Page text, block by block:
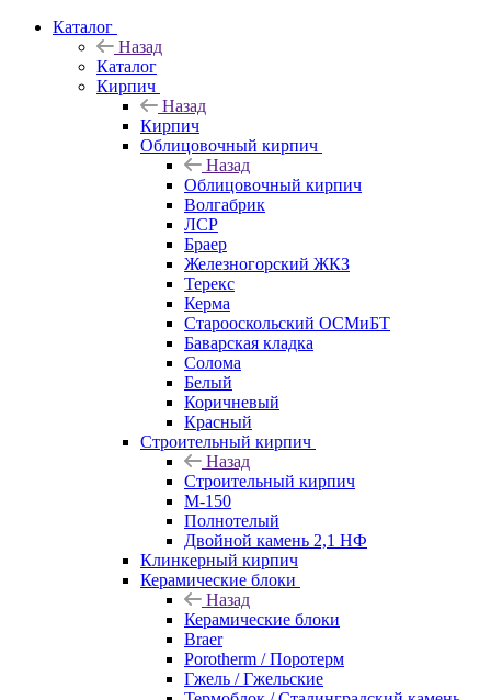
Каталог
Назад
Каталог
Кирпич
Назад
Кирпич
Облицовочный кирпич
Назад
Облицовочный кирпич
Волгабрик
ЛСР
Браер
Железногорский ЖКЗ
Терекс
Керма
Старооскольский ОСМиБТ
Баварская кладка
Солома
Белый
Коричневый
Красный
Строительный кирпич
Назад
Строительный кирпич
М-150
Полнотелый
Двойной камень 2,1 НФ
Клинкерный кирпич
Керамические блоки
Назад
Керамические блоки
Braer
Porotherm / Поротерм
Гжель / Гжельские